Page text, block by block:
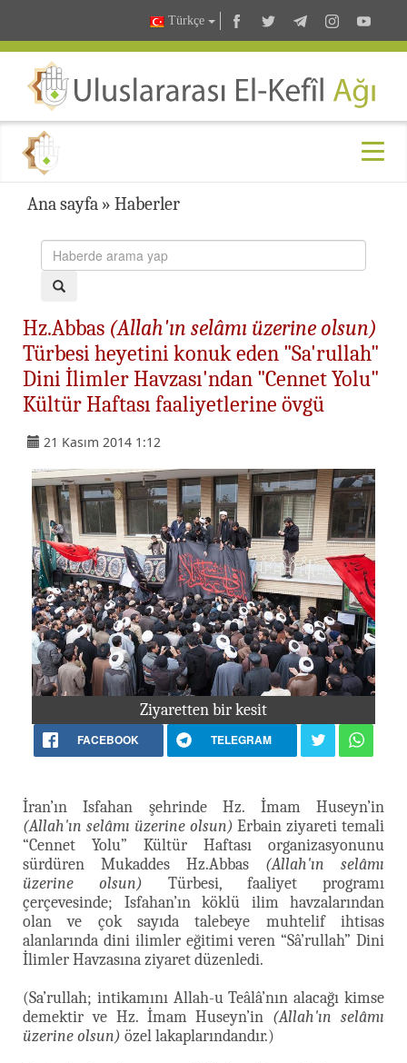
Türkçe
Ana sayfa » Haberler
Hz.Abbas (Allah'ın selâmı üzerine olsun)
Türbesi heyetini konuk eden "Sa'rullah"
Dini İlimler Havzası'ndan "Cennet Yolu"
Kültür Haftası faaliyetlerine övgü
21 Kasım 2014 1:12
Ziyaretten bir kesit
FACEBOOK TELEGRAM
İran’ın Isfahan şehrinde Hz. İmam Huseyn’in
(Allah'ın selâmı üzerine olsun) Erbain ziyareti temali
“Cennet Yolu” Kültür Haftası organizasyonunu
sürdüren Mukaddes Hz.Abbas (Allah'ın selâmı
üzerine olsun) Türbesi, faaliyet programı
çerçevesinde; Isfahan’ın köklü ilim havzalarından
olan ve çok sayıda talebeye muhtelif ihtisas
alanlarında dini ilimler eğitimi veren “Sâ’rullah” Dini
İlimler Havzasına ziyaret düzenledi.
(Sa’rullah; intikamını Allah-u Teâlâ’nın alacağı kimse
demektir ve Hz. İmam Huseyn’in (Allah'ın selâmı
üzerine olsun) özel lakaplarındandır.)